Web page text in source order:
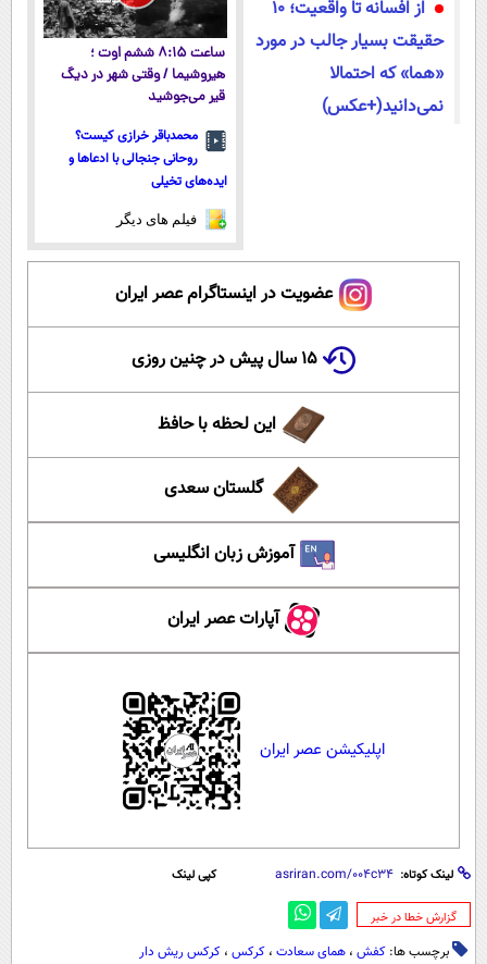
از افسانه تا واقعیت؛ ۱۰
حقیقت بسیار جالب در مورد
«هما» که احتمالا
نمی‌دانید(+عکس)
ساعت ۸:۱۵ ششم اوت ؛
هیروشیما / وقتی شهر در دیگ
قیر می‌جوشید
محمدباقر خرازی کیست؟
روحانی جنجالی با ادعاها و
ایده‌های تخیلی
فیلم های دیگر
عضویت در اینستاگرام عصر ایران
۱۵ سال پیش در چنین روزی
این لحظه با حافظ
گلستان سعدی
آموزش زبان انگلیسی
آپارات عصر ایران
اپلیکیشن عصر ایران
لینک کوتاه: کپی لینک
‌گزارش خطا در خبر
برچسب ها: کفش‌ ، همای سعادت ، کرکس ، کرکس ریش دار